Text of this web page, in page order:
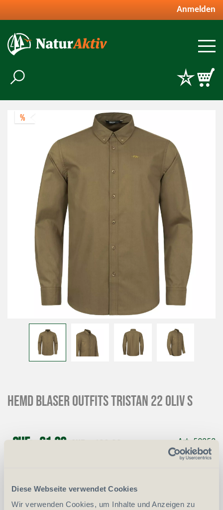
Diese Webseite verwendet Cookies
Wir verwenden Cookies, um Inhalte und Anzeigen zu
Anmelden
%
Hemd Blaser Outfits Tristan 22 Oliv S
CHF 102.00
CHF 61.20 Art. 59253
S